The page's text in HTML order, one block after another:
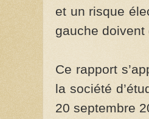
et un risque
gauche doivent
Ce rapport
la société
20 septembre